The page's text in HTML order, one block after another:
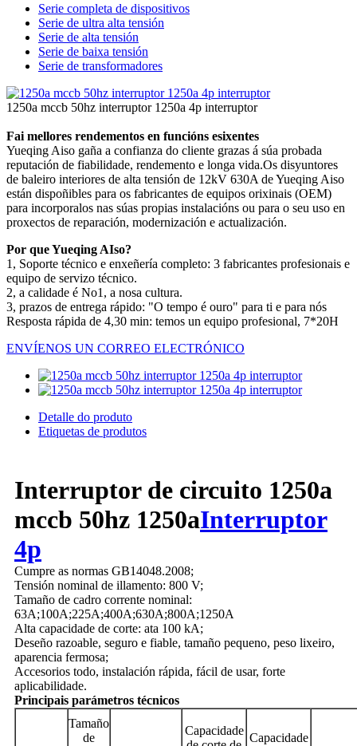
Serie completa de dispositivos
Serie de ultra alta tensión
Serie de alta tensión
Serie de baixa tensión
Serie de transformadores
1250a mccb 50hz interruptor 1250a 4p interruptor
Fai mellores rendementos en funcións esixentes
Yueqing Aiso gaña a confianza do cliente grazas á súa probada
reputación de fiabilidade, rendemento e longa vida.Os disyuntores
de baleiro interiores de alta tensión de 12kV 630A de Yueqing Aiso
están dispoñibles para os fabricantes de equipos orixinais (OEM)
para incorporalos nas súas propias instalacións ou para o seu uso en
proxectos de reparación, modernización e actualización.
Por que Yueqing AIso?
1, Soporte técnico e enxeñería completo: 3 fabricantes profesionais e
equipo de servizo técnico.
2, a calidade é No1, a nosa cultura.
3, prazos de entrega rápido: "O tempo é ouro" para ti e para nós
Resposta rápida de 4,30 min: temos un equipo profesional, 7*20H
ENVÍENOS UN CORREO ELECTRÓNICO
Detalle do produto
Etiquetas de produtos
Interruptor de circuito 1250a
mccb 50hz 1250aInterruptor
4p
Cumpre as normas GB14048.2008;
Tensión nominal de illamento: 800 V;
Tamaño de cadro corrente nominal:
63A;100A;225A;400A;630A;800A;1250A
Alta capacidade de corte: ata 100 kA;
Deseño razoable, seguro e fiable, tamaño pequeno, peso lixeiro,
aparencia fermosa;
Accesorios todo, instalación rápida, fácil de usar, forte
aplicabilidade.
Principais parámetros técnicos
Tamaño
de
Capacidade
Capacidade